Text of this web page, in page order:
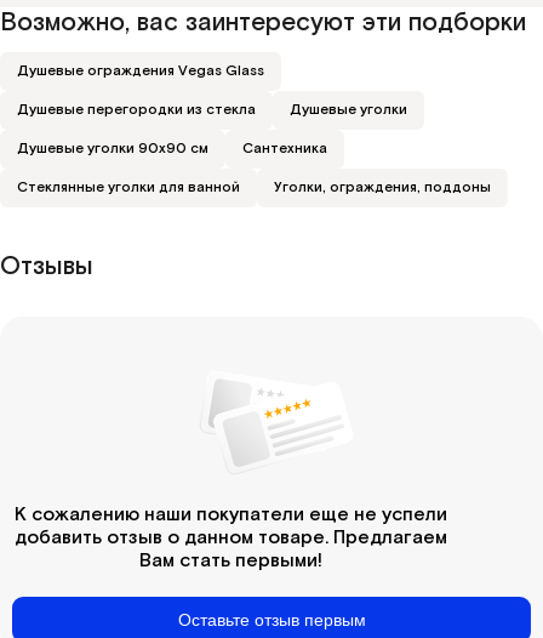
Возможно, вас заинтересуют эти подборки
Душевые ограждения Vegas Glass
Душевые перегородки из стекла Душевые уголки
Душевые уголки 90х90 см Сантехника
Стеклянные уголки для ванной Уголки, ограждения, поддоны
Отзывы
К сожалению наши покупатели еще не успели
добавить отзыв о данном товаре. Предлагаем
Вам стать первыми!
Оставьте отзыв первым